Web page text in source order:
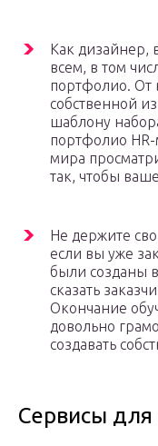
Как дизайнер,
всем, в том
портфолио. От
собственной
шаблону
портфолио
мира
так, чтобы
Не держите
если вы уже
были созданы
сказать
Окончание
довольно
создавать
Сервисы для